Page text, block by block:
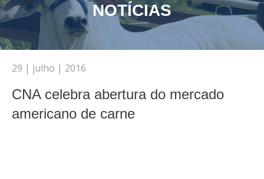
NOTÍCIAS
29 | julho | 2016
CNA celebra abertura do mercado
americano de carne